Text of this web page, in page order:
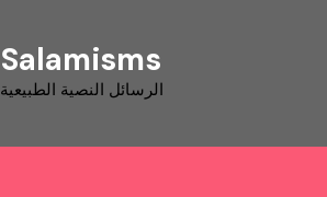
Salamisms
الرسائل النصية الطبيعية